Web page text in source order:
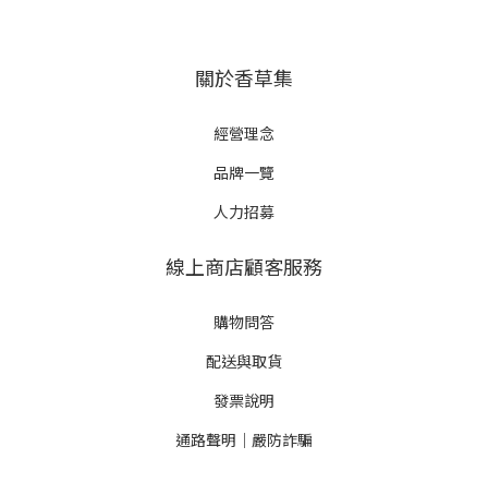
關於香草集
經營理念
品牌一覽
人力招募
線上商店顧客服務
購物問答
配送與取貨
發票說明
通路聲明｜嚴防詐騙